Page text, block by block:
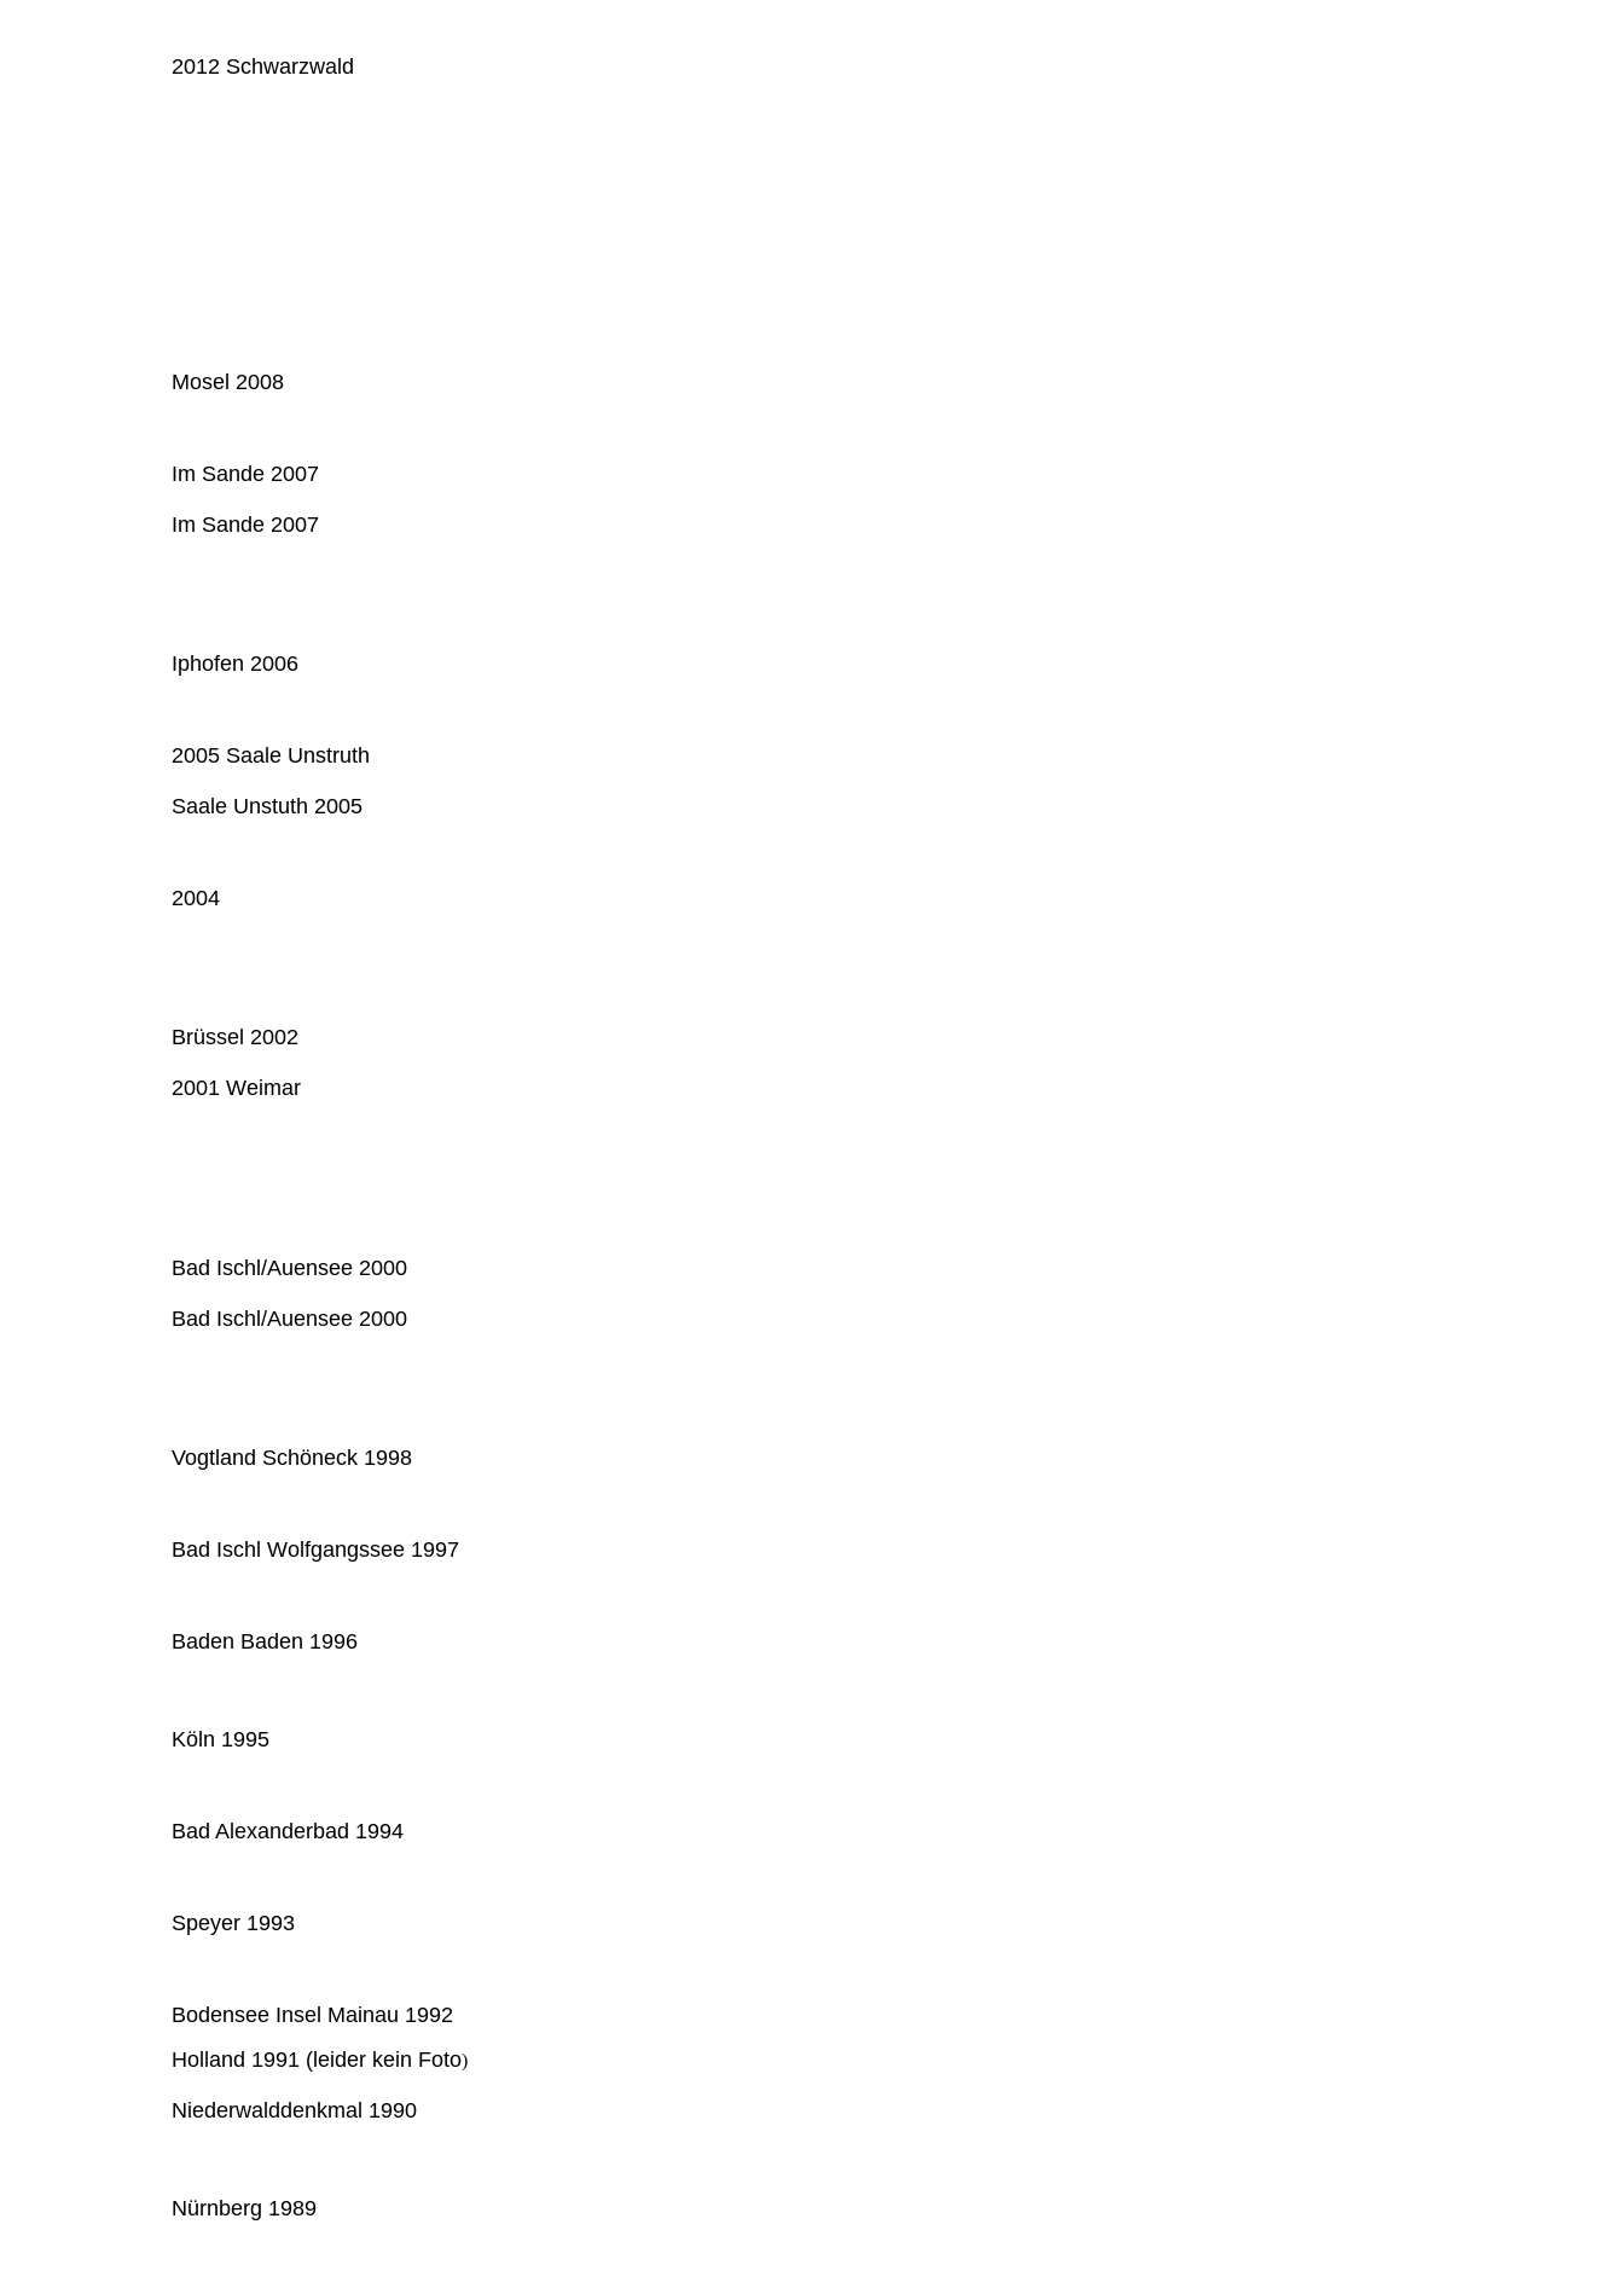
2012 Schwarzwald
Mosel 2008
Im Sande 2007
Im Sande 2007
Iphofen 2006
2005 Saale Unstruth
Saale Unstuth 2005
2004
Brüssel 2002
2001 Weimar
Bad Ischl/Auensee 2000
Bad Ischl/Auensee 2000
Vogtland Schöneck 1998
Bad Ischl Wolfgangssee 1997
Baden Baden 1996
Köln 1995
Bad Alexanderbad 1994
Speyer 1993
Bodensee Insel Mainau 1992
Holland 1991 (leider kein Foto)
Niederwalddenkmal 1990
Nürnberg 1989